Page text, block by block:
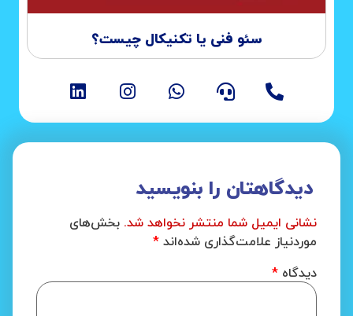
سئو فنی یا تکنیکال چیست؟
دیدگاهتان را بنویسید
نشانی ایمیل شما منتشر نخواهد شد. بخش‌های
موردنیاز علامت‌گذاری شده‌اند *
دیدگاه *